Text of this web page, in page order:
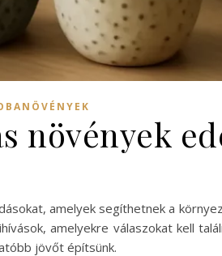
növények
amelyek segíthetnek a
amelyekre válaszokat kell
jövőt építsünk.